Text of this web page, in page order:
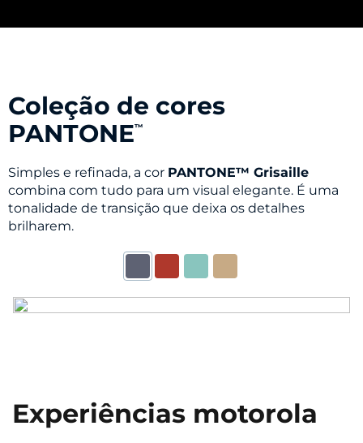
Coleção de cores
PANTONE™
Simples e refinada, a cor PANTONE™ Grisaille
combina com tudo para um visual elegante. É uma
tonalidade de transição que deixa os detalhes
brilharem.
Experiências motorola